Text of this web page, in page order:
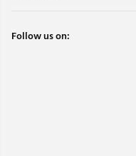
Follow us on: